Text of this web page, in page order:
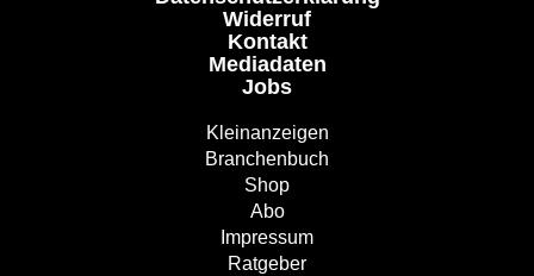
Widerruf
Kontakt
Mediadaten
Jobs
Kleinanzeigen
Branchenbuch
Shop
Abo
Impressum
Ratgeber